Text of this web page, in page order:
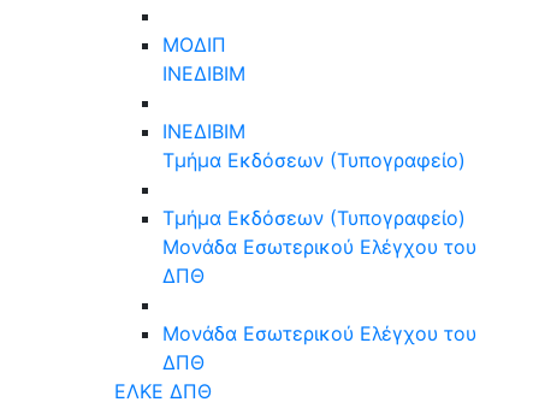
ΜΟΔΙΠ
ΙΝΕΔΙΒΙΜ
ΙΝΕΔΙΒΙΜ
Τμήμα Εκδόσεων (Τυπογραφείο)
Τμήμα Εκδόσεων (Τυπογραφείο)
Μονάδα Εσωτερικού Ελέγχου του
ΔΠΘ
Μονάδα Εσωτερικού Ελέγχου του
ΔΠΘ
ΕΛΚΕ ΔΠΘ